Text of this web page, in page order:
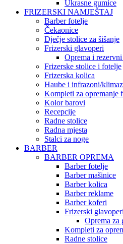
Ukrasne gumice
FRIZERSKI NAMJEŠTAJ
Barber fotelje
Čekaonice
Dječje stolice za šišanje
Frizerski glavoperi
Oprema i
Frizerske stolice i fotelje
Frizerska kolica
Haube i infrazoni/
Kompleti za opremanje
Kolor barovi
Recepcije
Radne stolice
Radna mjesta
Stalci za noge
BARBER
BARBER OPREMA
Barber fotelje
Barber mašinice
Barber kolica
Barber reklame
Barber koferi
Frizerski glavoperi
Oprema za
Kompleti za
Radne stolice